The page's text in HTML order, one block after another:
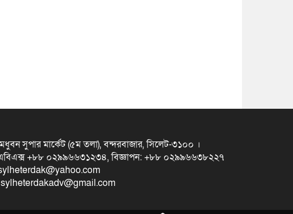
সুপার মার্কেট (৫ম তলা), বন্দরবাজার, সিলেট-৩১০০ ।
+৮৮ ০২৯৯৬৬৩১২৩৪, বিজ্ঞাপন: +৮৮ ০২৯৯৬৬৩৮২২৭
sylheterdakadv@gmail.com